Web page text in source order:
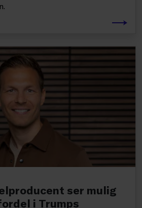
ser mulig
i Trumps